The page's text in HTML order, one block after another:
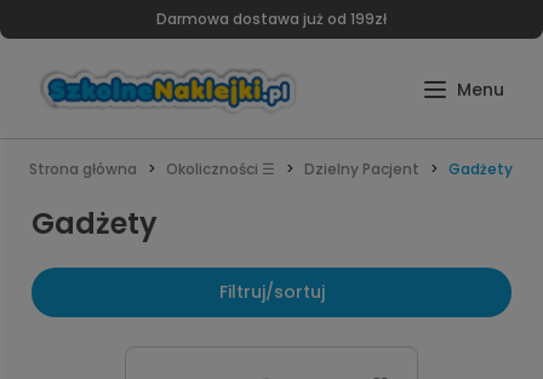
Darmowa dostawa już od 199zł
Strona główna Okoliczności ☰ Dzielny Pacjent Gadżety
Gadżety
Filtruj/sortuj